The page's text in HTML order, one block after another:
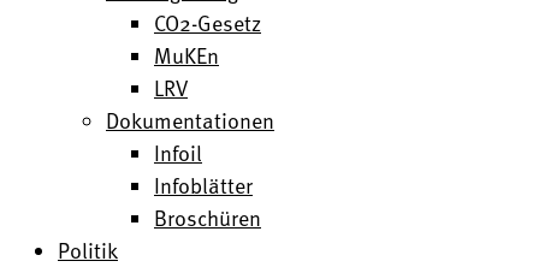
CO2-Gesetz
MuKEn
LRV
Dokumentationen
Infoil
Infoblätter
Broschüren
Politik